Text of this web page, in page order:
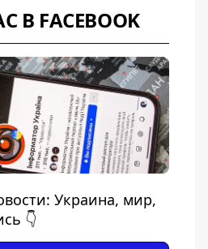
В FACEBOOK
Украина, мир,
👇